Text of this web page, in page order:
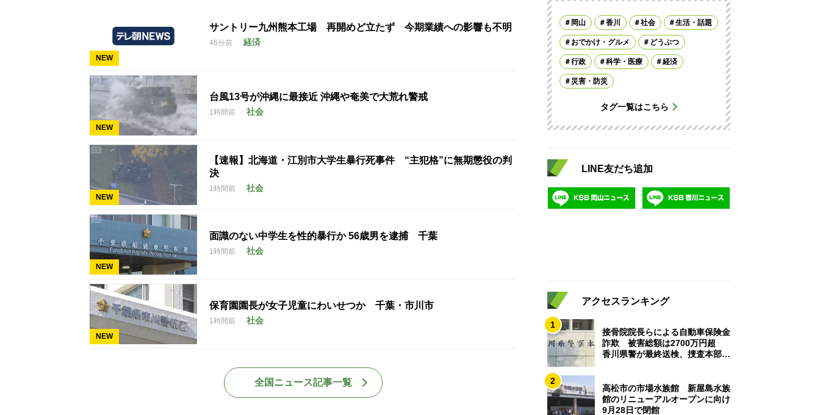
NEW
サントリー九州熊本工場 再開めど立たず 今期業績への影響も不明
46分前 経済
NEW
台風13号が沖縄に最接近 沖縄や奄美で大荒れ警戒
1時間前 社会
NEW
【速報】北海道・江別市大学生暴行死事件 “主犯格”に無期懲役の判
決
1時間前 社会
NEW
面識のない中学生を性的暴行か 56歳男を逮捕 千葉
1時間前 社会
NEW
保育園園長が女子児童にわいせつか 千葉・市川市
1時間前 社会
全国ニュース記事一覧
岡山 香川 社会 生活・話題
おでかけ・グルメ どうぶつ
行政 科学・医療 経済
災害・防災
タグ一覧はこちら
LINE友だち追加
アクセスランキング
1
接骨院院長らによる自動車保険金
詐欺 被害総額は2700万円超
香川県警が最終送検、捜査本部解
2
高松市の市場水族館 新屋島水族
館のリニューアルオープンに向け
9月28日で閉館